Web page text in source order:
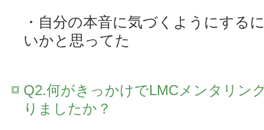
・自分の本音に気づくようにする
いかと思ってた
Q2.何がきっかけでLMCメンタリン
りましたか？